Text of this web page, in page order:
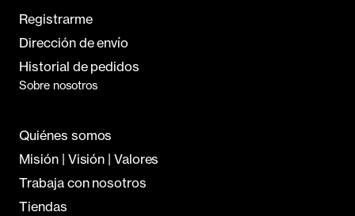
Registrarme
Dirección de envío
Historial de pedidos
Sobre nosotros
Quiénes somos
Misión | Visión | Valores
Trabaja con nosotros
Tiendas